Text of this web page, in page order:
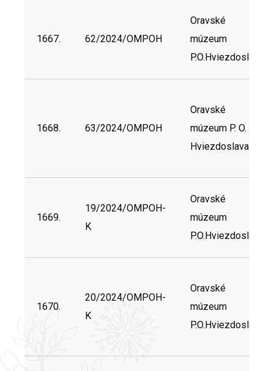
1667. 62/2024/OMPOH
Oravské
múzeum
P.O.Hviezdoslava
1668. 63/2024/OMPOH
Oravské
múzeum P. O.
Hviezdoslava
1669.
19/2024/OMPOH-
K
Oravské
múzeum
P.O.Hviezdoslava
1670.
20/2024/OMPOH-
K
Oravské
múzeum
P.O.Hviezdoslava